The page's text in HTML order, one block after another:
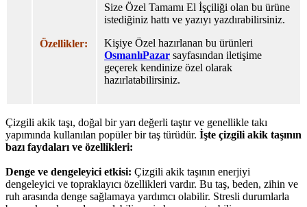
Özellikler:
Size Özel Tamamı El İşçiliği olan bu ürüne
istediğiniz hattı ve yazıyı yazdırabilirsiniz.
Kişiye Özel hazırlanan bu ürünleri
OsmanlıPazar sayfasından iletişime
geçerek kendinize özel olarak
hazırlatabilirsiniz.
Çizgili akik taşı, doğal bir yarı değerli taştır ve genellikle takı
yapımında kullanılan popüler bir taş türüdür. İşte çizgili akik taşının
bazı faydaları ve özellikleri:
Denge ve dengeleyici etkisi: Çizgili akik taşının enerjiyi
dengeleyici ve topraklayıcı özellikleri vardır. Bu taş, beden, zihin ve
ruh arasında denge sağlamaya yardımcı olabilir. Stresli durumlarla